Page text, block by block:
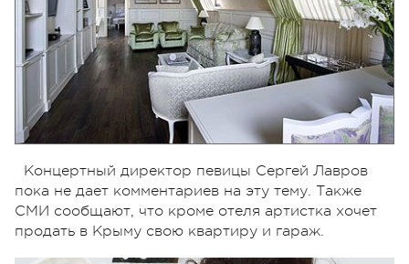
Концертный директор певицы Сергей Лавров
пока не дает комментариев на эту тему. Также
СМИ сообщают, что кроме отеля артистка хочет
продать в Крыму свою квартиру и гараж.